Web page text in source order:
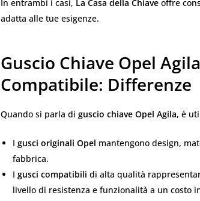
In entrambi i casi, La Casa della Chiave offre
adatta alle tue esigenze.
Guscio Chiave Opel
Compatibile: Differenze
Quando si parla di guscio chiave Opel Agila, è
I gusci originali Opel mantengono design,
fabbrica.
I gusci compatibili di alta qualità
livello di resistenza e funzionalità a un costo